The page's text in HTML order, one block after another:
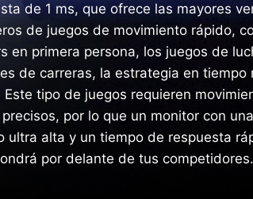
de 1 ms, que ofrece las mayores
de juegos de movimiento rápido,
en primera persona, los juegos de
de carreras, la estrategia en tiempo
tipo de juegos requieren
por lo que un monitor con
ultra alta y un tiempo de respuesta
por delante de tus competidores.